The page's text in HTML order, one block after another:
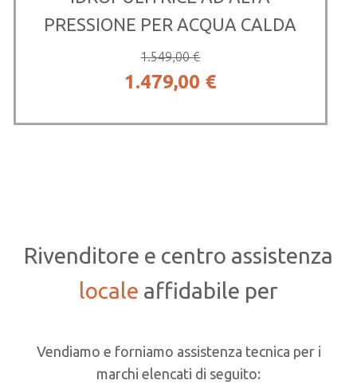
PRESSIONE PER ACQUA CALDA
1.549,00€
Il
1.479,00 €Il
Rivenditore e centro assistenza
locale affidabile per
Vendiamo e forniamo assistenza tecnica per i
marchi elencati di seguito: